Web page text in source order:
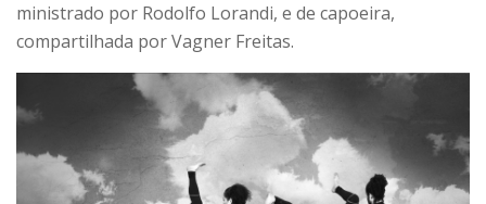
ministrado por Rodolfo Lorandi, e de capoeira,
compartilhada por Vagner Freitas.